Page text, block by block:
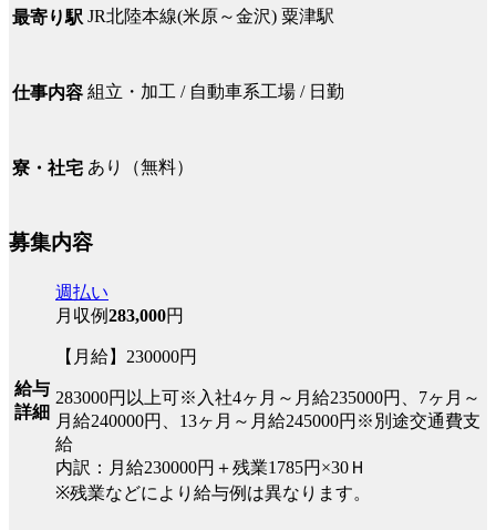
最寄り駅 JR北陸本線(米原～金沢) 粟津駅
仕事内容 組立・加工 / 自動車系工場 / 日勤
寮・社宅 あり（無料）
募集内容
給与
詳細
週払い
月収例283,000円
【月給】230000円
283000円以上可※入社4ヶ月～月給235000円、7ヶ月～
月給240000円、13ヶ月～月給245000円※別途交通費支
給
内訳：月給230000円＋残業1785円×30Ｈ
※残業などにより給与例は異なります。